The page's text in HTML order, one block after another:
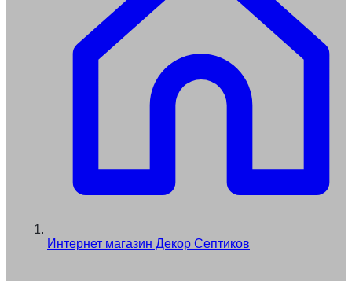
Интернет магазин Декор Септиков